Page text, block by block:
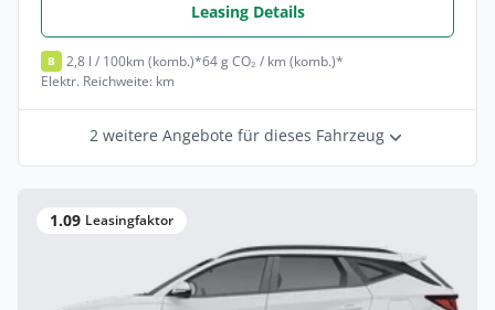
Leasing Details
B 2,8 l / 100km (komb.)*64 g CO₂ / km (komb.)*
Elektr. Reichweite: km
2 weitere Angebote für dieses Fahrzeug
1.09 Leasingfaktor